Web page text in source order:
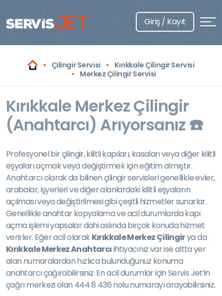
Giriş / Kayıt
Çilingir Servisi
Kırıkkale Çilingir Servisi
Merkez Çilingir Servisi
Kırıkkale Merkez Çilingir
(Anahtarcı) Arıyorsanız ☎️
Profesyonel bir çilingir, kilitli kapıları, kasaları veya diğer kilitli
eşyaları açmak veya değiştirmek için eğitim almıştır.
Anahtarcı olarak da bilinen çilingir servisleri genellikle evler,
arabalar, işyerleri ve diğer alanlardaki kilitli eşyaların
açılması veya değiştirilmesi gibi çeşitli hizmetler sunarlar.
Genellikle anahtar kopyalama ve acil durumlarda kapı
açma işlemi yapsalar dahi aslında birçok konuda hizmet
verirler. Eğer acil olarakKırıkkale Merkez Çilingirya da
Kırıkkale Merkez Anahtarcıihtiyacınız var ise altta yer
alan numaralardan hızlıca bulunduğunuz konuma
anahtarcı çağırabilirsiniz. En acil durumlar için Servis Jet’in
çağrı merkezi olan 444 8 436 nolu numarayı arayabilirsiniz.